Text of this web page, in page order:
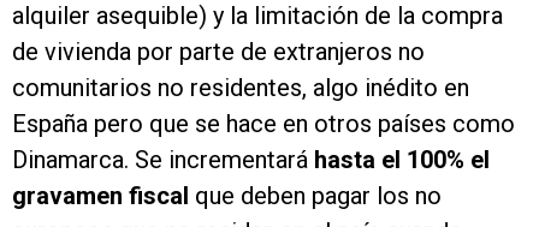
alquiler asequible) y la limitación de la compra
de vivienda por parte de extranjeros no
comunitarios no residentes, algo inédito en
España pero que se hace en otros países como
Dinamarca. Se incrementará hasta el 100% el
gravamen fiscal que deben pagar los no